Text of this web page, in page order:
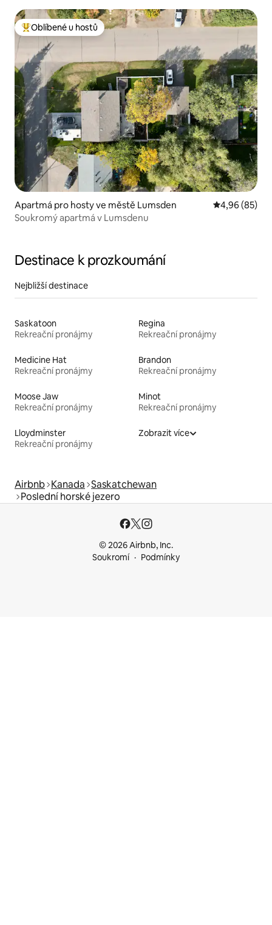
Nejlepší v kategorii Oblíbené u hostů
Oblíbené u hostů
Apartmá pro hosty ve městě Lumsden Průměrné
4,96 (85)
Soukromý apartmá v Lumsdenu
Destinace k prozkoumání
Nejbližší destinace
Saskatoon
Rekreační pronájmy
Regina
Rekreační pronájmy
Medicine Hat
Rekreační pronájmy
Brandon
Rekreační pronájmy
Moose Jaw
Rekreační pronájmy
Minot
Rekreační pronájmy
Lloydminster
Rekreační pronájmy
Zobrazit více
Airbnb Kanada Saskatchewan
Poslední horské jezero
© 2026 Airbnb, Inc.
Soukromí
Podmínky